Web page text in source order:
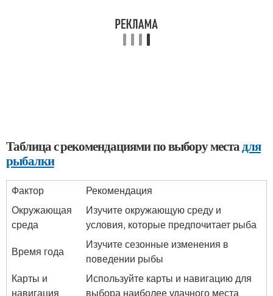
Таблица с рекомендациями по выбору местадля
рыбалки
Фактор
Рекомендация
Окружающая
среда
Изучите окружающую среду и
условия, которые предпочитает рыба
Время года
Изучите сезонные изменения в
поведении рыбы
Карты и
навигация
Используйте карты и навигацию для
выбора наиболее удачного места